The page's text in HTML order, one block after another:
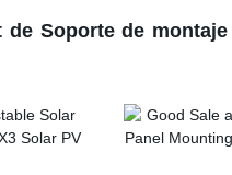
Soporte de